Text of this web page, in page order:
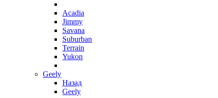
Acadia
Jimmy
Savana
Suburban
Terrain
Yukon
Geely
Назад
Geely